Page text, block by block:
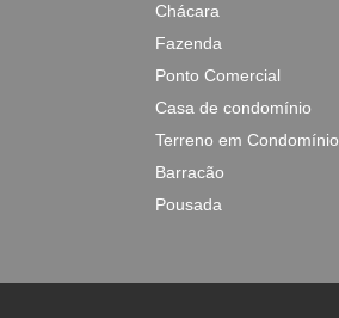
Chácara
Fazenda
Ponto Comercial
Casa de condomínio
Terreno em Condomínio
Barracão
Pousada